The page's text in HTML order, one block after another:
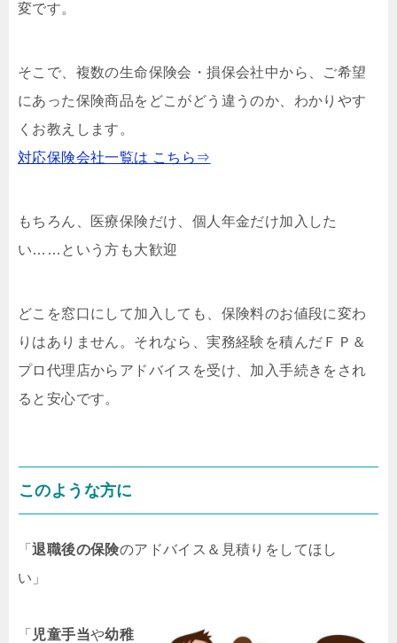
変です。
そこで、複数の生命保険会・損保会社中から、ご希望
にあった保険商品をどこがどう違うのか、わかりやす
くお教えします。
対応保険会社一覧は こちら⇒
もちろん、医療保険だけ、個人年金だけ加入した
い……という方も大歓迎
どこを窓口にして加入しても、保険料のお値段に変わ
りはありません。それなら、実務経験を積んだＦＰ＆
プロ代理店からアドバイスを受け、加入手続きをされ
ると安心です。
このような方に
「退職後の保険のアドバイス＆見積りをしてほし
い」
「 児童手当や幼稚